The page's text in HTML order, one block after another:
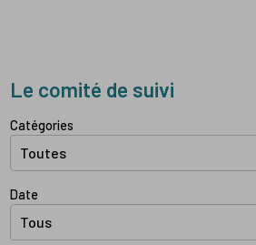
Le comité de suivi
Filtrer les documents par:
Catégories
Date